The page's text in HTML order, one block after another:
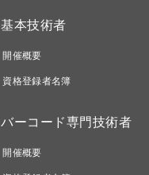
基本技術者
開催概要
資格登録者名簿
バーコード専門技術者
開催概要